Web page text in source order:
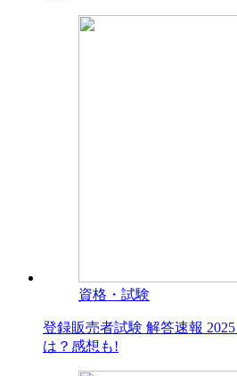
資格・試験
登録販売者試験 解答速報
は？感想も!